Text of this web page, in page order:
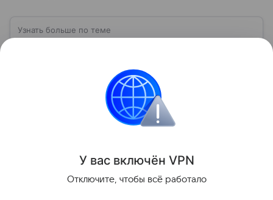
Узнать больше по теме
В статье расскажем, кому нужна лицензия, а также
выделим особенности, которые необходимо
учитывать при ее получении.
Поделиться
У вас включён VPN
Отключите, чтобы всё работало